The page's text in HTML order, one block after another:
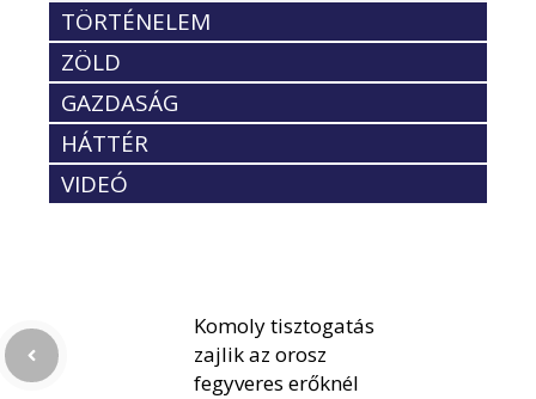
TÖRTÉNELEM
ZÖLD
GAZDASÁG
HÁTTÉR
VIDEÓ
Komoly tisztogatás
zajlik az orosz
fegyveres erőknél